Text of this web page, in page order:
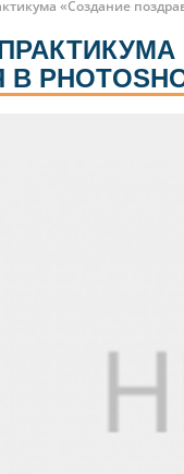
«Создание